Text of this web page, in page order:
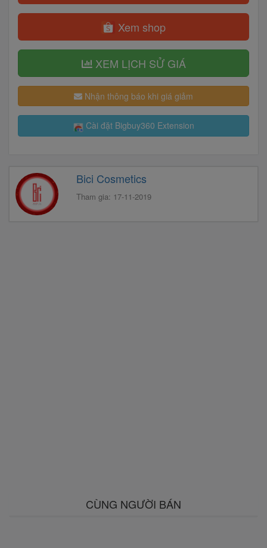
Xem shop
XEM LỊCH SỬ GIÁ
Nhận thông báo khi giá giảm
Cài đặt Bigbuy360 Extension
Bici Cosmetics
Tham gia: 17-11-2019
CÙNG NGƯỜI BÁN